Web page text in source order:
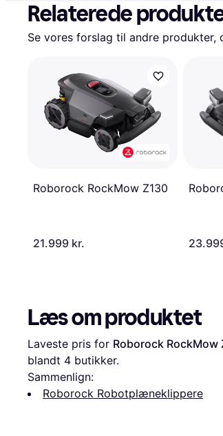
Relaterede
Se vores forslag til andre produkter,
Roborock RockMow Z130
21.999 kr.
Læs om produktet
Laveste pris for Roborock RockMow
blandt 4 butikker.
Sammenlign:
Roborock Robotplæneklippere